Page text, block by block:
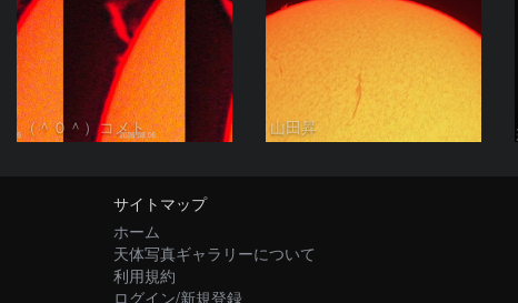
（＾０＾）コメト 山田昇
サイトマップ
ホーム
天体写真ギャラリーについて
利用規約
ログイン/新規登録